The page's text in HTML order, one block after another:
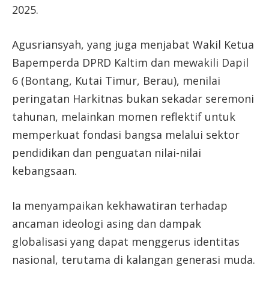
2025.
Agusriansyah, yang juga menjabat Wakil Ketua
Bapemperda DPRD Kaltim dan mewakili Dapil
6 (Bontang, Kutai Timur, Berau), menilai
peringatan Harkitnas bukan sekadar seremoni
tahunan, melainkan momen reflektif untuk
memperkuat fondasi bangsa melalui sektor
pendidikan dan penguatan nilai-nilai
kebangsaan.
Ia menyampaikan kekhawatiran terhadap
ancaman ideologi asing dan dampak
globalisasi yang dapat menggerus identitas
nasional, terutama di kalangan generasi muda.